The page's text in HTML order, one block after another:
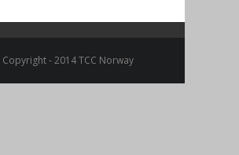
- 2014 TCC Norway